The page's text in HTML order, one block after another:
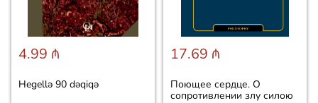
4.99 ₼
Hegellə 90 dəqiqə
17.69 ₼
Поющее сердце. О
сопротивлении злу силою